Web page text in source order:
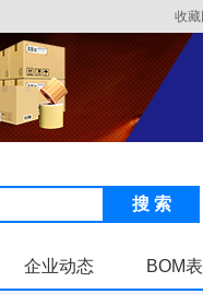
收
搜 索
企业动态 BOM